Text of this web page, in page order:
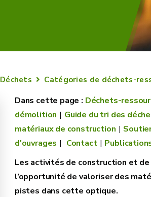
Déchets Catégories de déchets-
Déchets-
démolition
Guide du tri des
matériaux de construction
d'ouvrages
Contact
Les activités de construction et
l’opportunité de valoriser des
pistes dans cette optique.